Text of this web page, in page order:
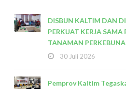
DISBUN KALTIM DAN
PERKUAT KERJA SAMA
TANAMAN
30 Juli 2026
Pemprov Kaltim